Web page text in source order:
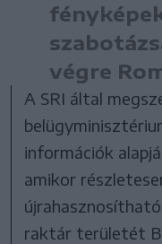
végre
A SRI által
információk
amikor
raktár területét